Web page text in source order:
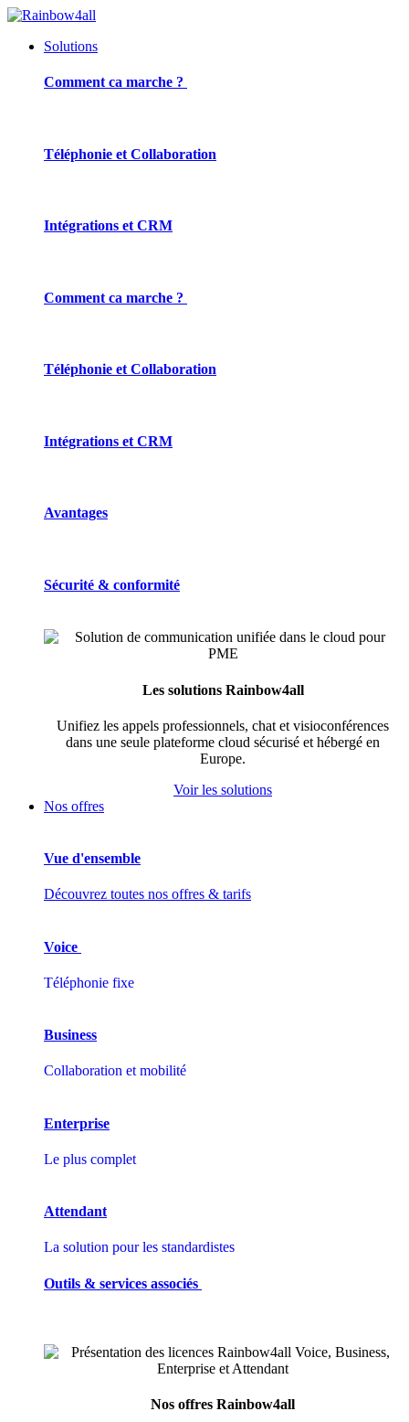
Solutions
Comment ca marche ?
Téléphonie et Collaboration
Intégrations et CRM
Comment ca marche ?
Téléphonie et Collaboration
Intégrations et CRM
Avantages
Sécurité & conformité
Les solutions Rainbow4all
Unifiez les appels professionnels, chat et visioconférences
dans une seule plateforme cloud sécurisé et hébergé en
Europe.
Voir les solutions
Nos offres
Vue d'ensemble
Découvrez toutes nos offres & tarifs
Voice
Téléphonie fixe
Business
Collaboration et mobilité
Enterprise
Le plus complet
Attendant
La solution pour les standardistes
Outils & services associés
Nos offres Rainbow4all